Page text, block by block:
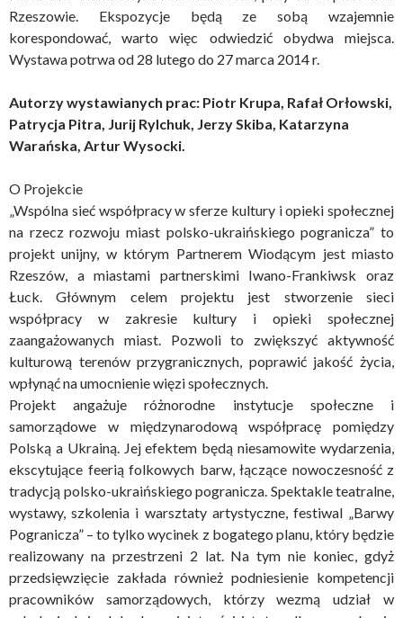
Rzeszowie. Ekspozycje będą ze sobą wzajemnie
korespondować, warto więc odwiedzić obydwa miejsca.
Wystawa potrwa od 28 lutego do 27 marca 2014 r.
Autorzy wystawianych prac: Piotr Krupa, Rafał Orłowski,
Patrycja Pitra, Jurij Rylchuk, Jerzy Skiba, Katarzyna
Warańska, Artur Wysocki.
O Projekcie
„Wspólna sieć współpracy w sferze kultury i opieki społecznej
na rzecz rozwoju miast polsko-ukraińskiego pogranicza” to
projekt unijny, w którym Partnerem Wiodącym jest miasto
Rzeszów, a miastami partnerskimi Iwano-Frankiwsk oraz
Łuck. Głównym celem projektu jest stworzenie sieci
współpracy w zakresie kultury i opieki społecznej
zaangażowanych miast. Pozwoli to zwiększyć aktywność
kulturową terenów przygranicznych, poprawić jakość życia,
wpłynąć na umocnienie więzi społecznych.
Projekt angażuje różnorodne instytucje społeczne i
samorządowe w międzynarodową współpracę pomiędzy
Polską a Ukrainą. Jej efektem będą niesamowite wydarzenia,
ekscytujące feerią folkowych barw, łączące nowoczesność z
tradycją polsko-ukraińskiego pogranicza. Spektakle teatralne,
wystawy, szkolenia i warsztaty artystyczne, festiwal „Barwy
Pogranicza” – to tylko wycinek z bogatego planu, który będzie
realizowany na przestrzeni 2 lat. Na tym nie koniec, gdyż
przedsięwzięcie zakłada również podniesienie kompetencji
pracowników samorządowych, którzy wezmą udział w